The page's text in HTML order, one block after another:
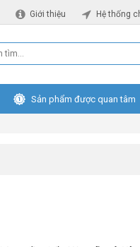
Giới thiệu Hệ thống
Sản phẩm được quan tâm